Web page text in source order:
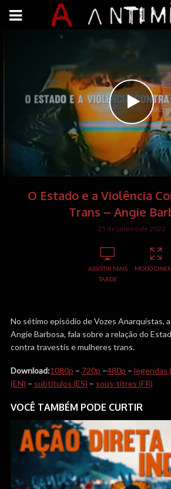
O Estado e a Violência
Trans – Angie
25 de janeiro de 2022
ASSISTIR MAIS
TARDE
MODO
No sétimo episódio de Vozes Anarquistas,
Angie Barbosa, fala sobre a relação do
contra travestis e mulheres trans.
Download:1080p – 720p –480p – legendas
(EN) – subtítulos (ES) – sous-titres (FR)
VOCÊ TAMBÉM PODE CURTIR